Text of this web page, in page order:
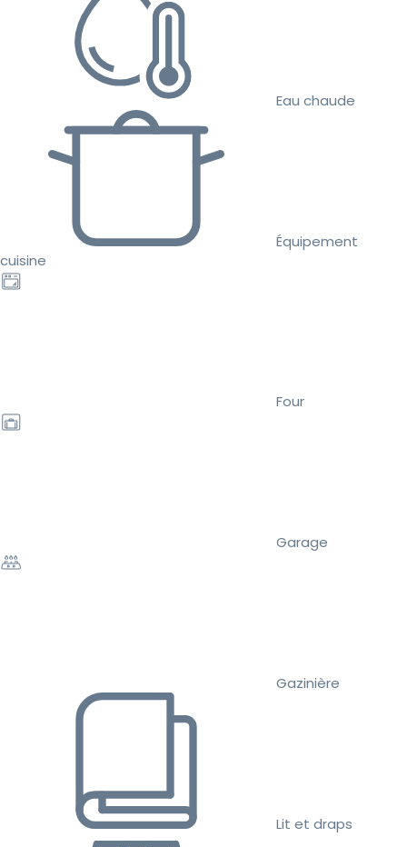
Eau chaude
Équipement
cuisine
Four
Garage
Gazinière
Lit et draps